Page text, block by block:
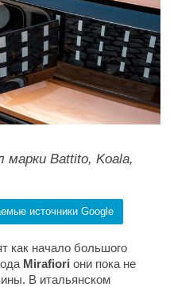
марки Battito, Koala,
источники Google
как начало большого
Mirafiori они пока не
В итальянском